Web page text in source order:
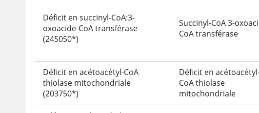
Déficit en succinyl-CoA:3-
oxoacide-CoA transférase
(245050*)
Succinyl-CoA 3-
CoA transférase
Déficit en acétoacétyl-CoA
thiolase mitochondriale
(203750*)
Déficit en
CoA thiolase
mitochondriale